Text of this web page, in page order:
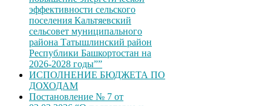
эффективности сельского
поселения Кальтяевский
сельсовет муниципального
района Татышлинский район
Республики Башкортостан на
2026-2028 годы””
ИСПОЛНЕНИЕ БЮДЖЕТА ПО
ДОХОДАМ
Постановление № 7 от